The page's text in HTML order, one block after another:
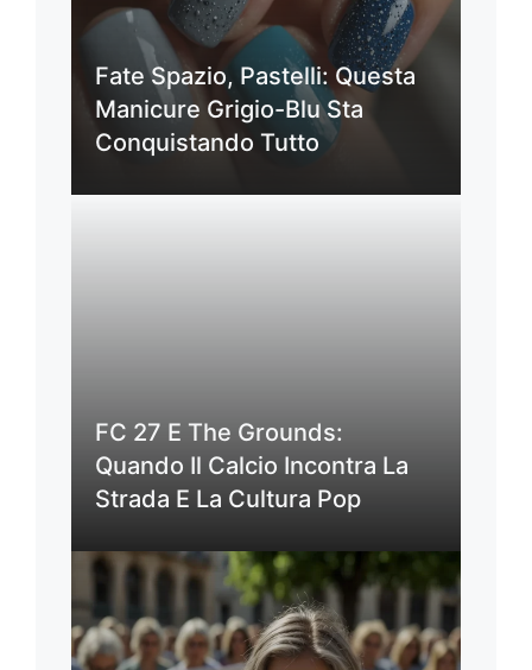
Fate Spazio, Pastelli: Questa
Manicure Grigio-Blu Sta
Conquistando Tutto
FC 27 E The Grounds:
Quando Il Calcio Incontra La
Strada E La Cultura Pop